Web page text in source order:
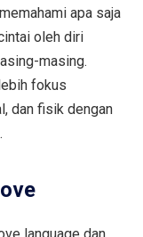
apa saja
oleh diri
masing.
fokus
dan fisik dengan